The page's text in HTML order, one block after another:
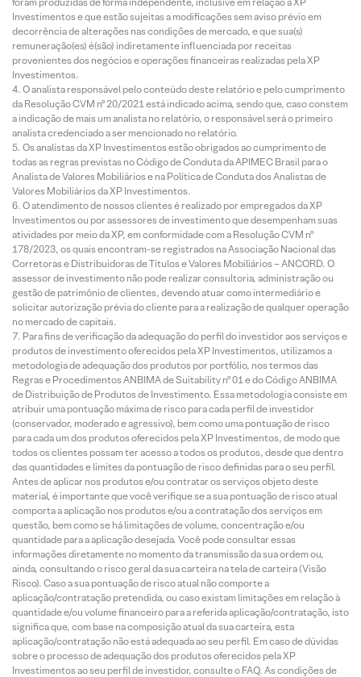
Investimentos e que estão sujeitas a modificações sem aviso prévio em
decorrência de alterações nas condições de mercado, e que sua(s)
remuneração(es) é(são) indiretamente influenciada por receitas
provenientes dos negócios e operações financeiras realizadas pela XP
Investimentos.
O analista responsável pelo conteúdo deste relatório e pelo cumprimento
da Resolução CVM nº 20/2021 está indicado acima, sendo que, caso constem
a indicação de mais um analista no relatório, o responsável será o primeiro
analista credenciado a ser mencionado no relatório.
Os analistas da XP Investimentos estão obrigados ao cumprimento de
todas as regras previstas no Código de Conduta da APIMEC Brasil para o
Analista de Valores Mobiliários e na Política de Conduta dos Analistas de
Valores Mobiliários da XP Investimentos.
O atendimento de nossos clientes é realizado por empregados da XP
Investimentos ou por assessores de investimento que desempenham suas
atividades por meio da XP, em conformidade com a Resolução CVM nº
178/2023, os quais encontram-se registrados na Associação Nacional das
Corretoras e Distribuidoras de Títulos e Valores Mobiliários – ANCORD. O
assessor de investimento não pode realizar consultoria, administração ou
gestão de patrimônio de clientes, devendo atuar como intermediário e
solicitar autorização prévia do cliente para a realização de qualquer operação
no mercado de capitais.
Para fins de verificação da adequação do perfil do investidor aos serviços e
produtos de investimento oferecidos pela XP Investimentos, utilizamos a
metodologia de adequação dos produtos por portfólio, nos termos das
Regras e Procedimentos ANBIMA de Suitability nº 01 e do Código ANBIMA
de Distribuição de Produtos de Investimento. Essa metodologia consiste em
atribuir uma pontuação máxima de risco para cada perfil de investidor
(conservador, moderado e agressivo), bem como uma pontuação de risco
para cada um dos produtos oferecidos pela XP Investimentos, de modo que
todos os clientes possam ter acesso a todos os produtos, desde que dentro
das quantidades e limites da pontuação de risco definidas para o seu perfil.
Antes de aplicar nos produtos e/ou contratar os serviços objeto deste
material, é importante que você verifique se a sua pontuação de risco atual
comporta a aplicação nos produtos e/ou a contratação dos serviços em
questão, bem como se há limitações de volume, concentração e/ou
quantidade para a aplicação desejada. Você pode consultar essas
informações diretamente no momento da transmissão da sua ordem ou,
ainda, consultando o risco geral da sua carteira na tela de carteira (Visão
Risco). Caso a sua pontuação de risco atual não comporte a
aplicação/contratação pretendida, ou caso existam limitações em relação à
quantidade e/ou volume financeiro para a referida aplicação/contratação, isto
significa que, com base na composição atual da sua carteira, esta
aplicação/contratação não está adequada ao seu perfil. Em caso de dúvidas
sobre o processo de adequação dos produtos oferecidos pela XP
Investimentos ao seu perfil de investidor, consulte o FAQ. As condições de